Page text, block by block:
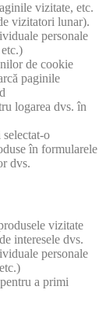
vizitate, etc.
vizitatori lunar).
personale
de cookie
paginile
logarea dvs. în
o
în formularele
dvs.
vizitate
interesele dvs.
personale
a primi